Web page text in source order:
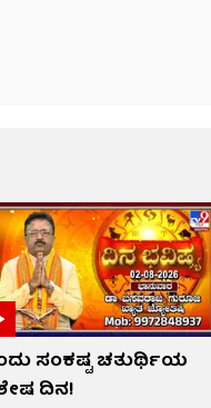
ಸಂಕಷ್ಟ ಚತುರ್ಥಿಯ
ದಿನ!